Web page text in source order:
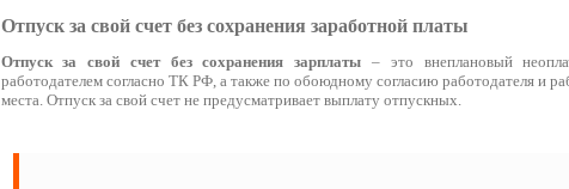
Отпуск за свой счет без сохранения заработной платы
Отпуск за свой счет без сохранения зарплаты – это внеплановый
работодателем согласно ТК РФ, а также по обоюдному согласию работодателя и
места. Отпуск за свой счет не предусматривает выплату отпускных.